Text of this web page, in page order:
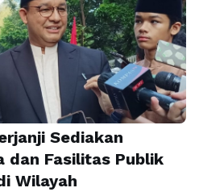
Sediakan
dan Fasilitas Publik
Wilayah